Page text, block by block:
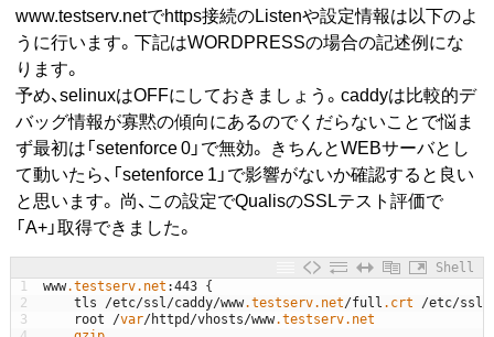
www.testserv.netでhttps接続のListenや設定情報は以下のよ
うに行います。下記はWORDPRESSの場合の記述例にな
ります。
予め、selinuxはOFFにしておきましょう。caddyは比較的デ
バッグ情報が寡黙の傾向にあるのでくだらないことで悩ま
ず最初は「setenforce 0」で無効。 きちんとWEBサーバとし
て動いたら、「setenforce 1」で影響がないか確認すると良い
と思います。 尚、この設定でQualisのSSLテスト評価で
「A+」取得できました。
Shell
1
2
3
www.testserv.net :443 {
tls
/etc/ssl/caddy/www.testserv.net/full .crt /etc/ssl
root
/var/httpd /vhosts/www.testserv.net